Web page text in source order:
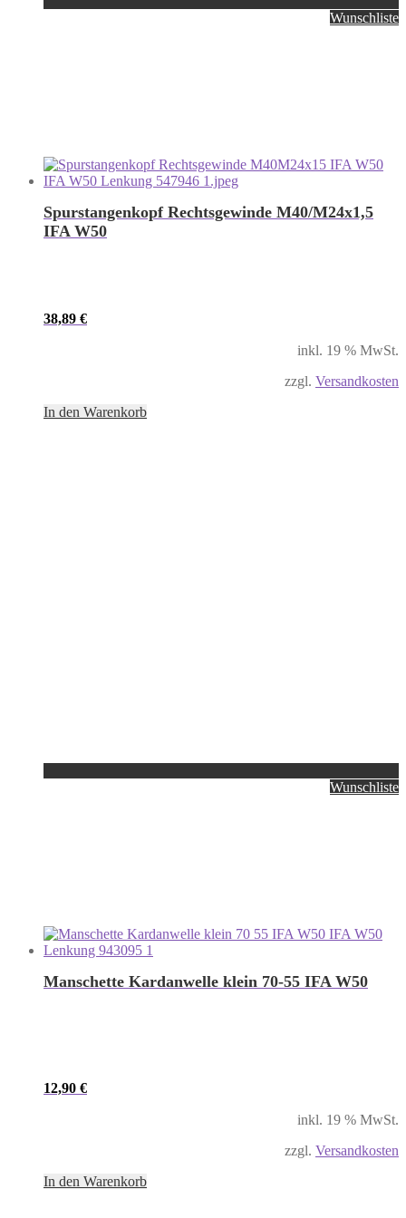
Wunschliste
Spurstangenkopf Rechtsgewinde M40/M24x1,5
IFA W50
38,89 €
inkl. 19 % MwSt.
zzgl. Versandkosten
In den Warenkorb
Wunschliste
Manschette Kardanwelle klein 70-55 IFA W50
12,90 €
inkl. 19 % MwSt.
zzgl. Versandkosten
In den Warenkorb